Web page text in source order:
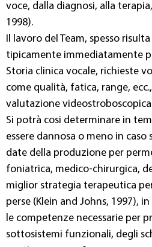
voce, dalla diagnosi, alla
1998).
Il lavoro del Team, spesso
tipicamente immediatamente
Storia clinica vocale, richieste
come qualità, fatica, range,
valutazione
Si potrà cosi determinare in
essere dannosa o meno in
date della produzione per
foniatrica, medico-chirurgica,
miglior strategia terapeutica
perse (Klein and Johns, 1997),
le competenze necessarie per
sottosistemi funzionali, degli